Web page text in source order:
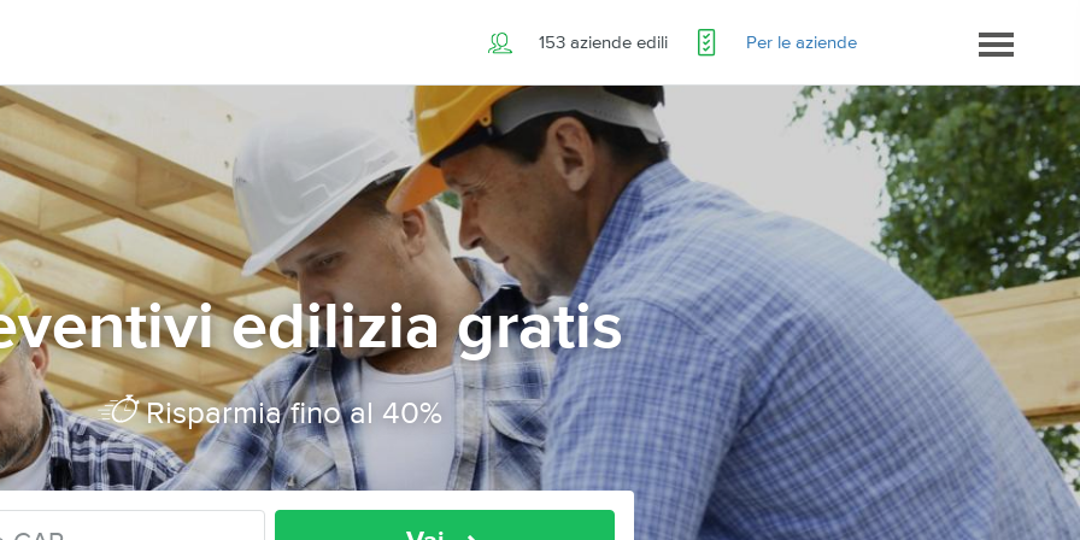
153 aziende edili Per le aziende
edilizia gratis
Risparmia fino al 40%